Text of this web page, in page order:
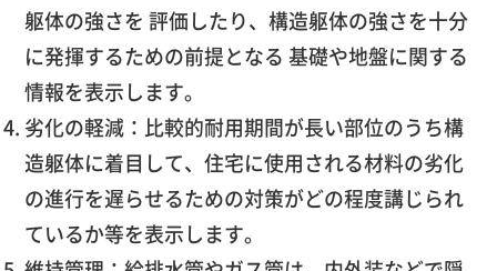
躯体の強さを 評価したり、構造躯体の強さを十分
に発揮するための前提となる 基礎や地盤に関する
情報を表示します。
劣化の軽減：比較的耐用期間が長い部位のうち構
造躯体に着目して、住宅に使用される材料の劣化
の進行を遅らせるための対策がどの程度講じられ
ているか等を表示します。